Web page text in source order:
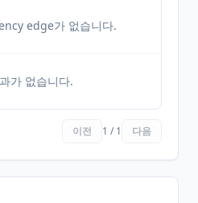
edge가 없습니다.
가 없습니다.
이전 1 / 1 다음